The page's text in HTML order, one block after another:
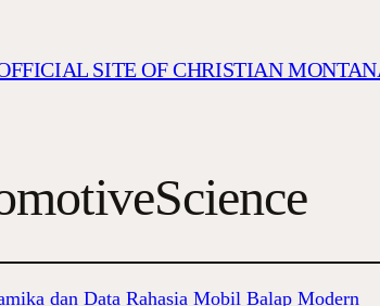
SITE OF CHRISTIAN